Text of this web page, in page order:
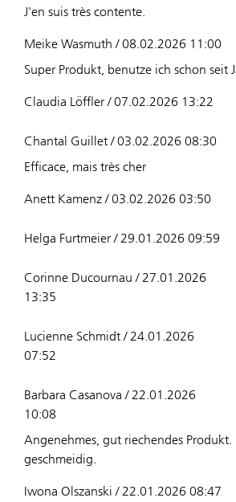
J'en suis très contente.
Meike Wasmuth / 08.02.2026 11:00
Super Produkt, benutze ich schon seit
Claudia Löffler / 07.02.2026 13:22
Chantal Guillet / 03.02.2026 08:30
Efficace, mais très cher
Anett Kamenz / 03.02.2026 03:50
Helga Furtmeier / 29.01.2026 09:59
Corinne Ducournau / 27.01.2026
13:35
Lucienne Schmidt / 24.01.2026
07:52
Barbara Casanova / 22.01.2026
10:08
Angenehmes, gut riechendes
geschmeidig.
Iwona Olszanski / 22.01.2026 08:47